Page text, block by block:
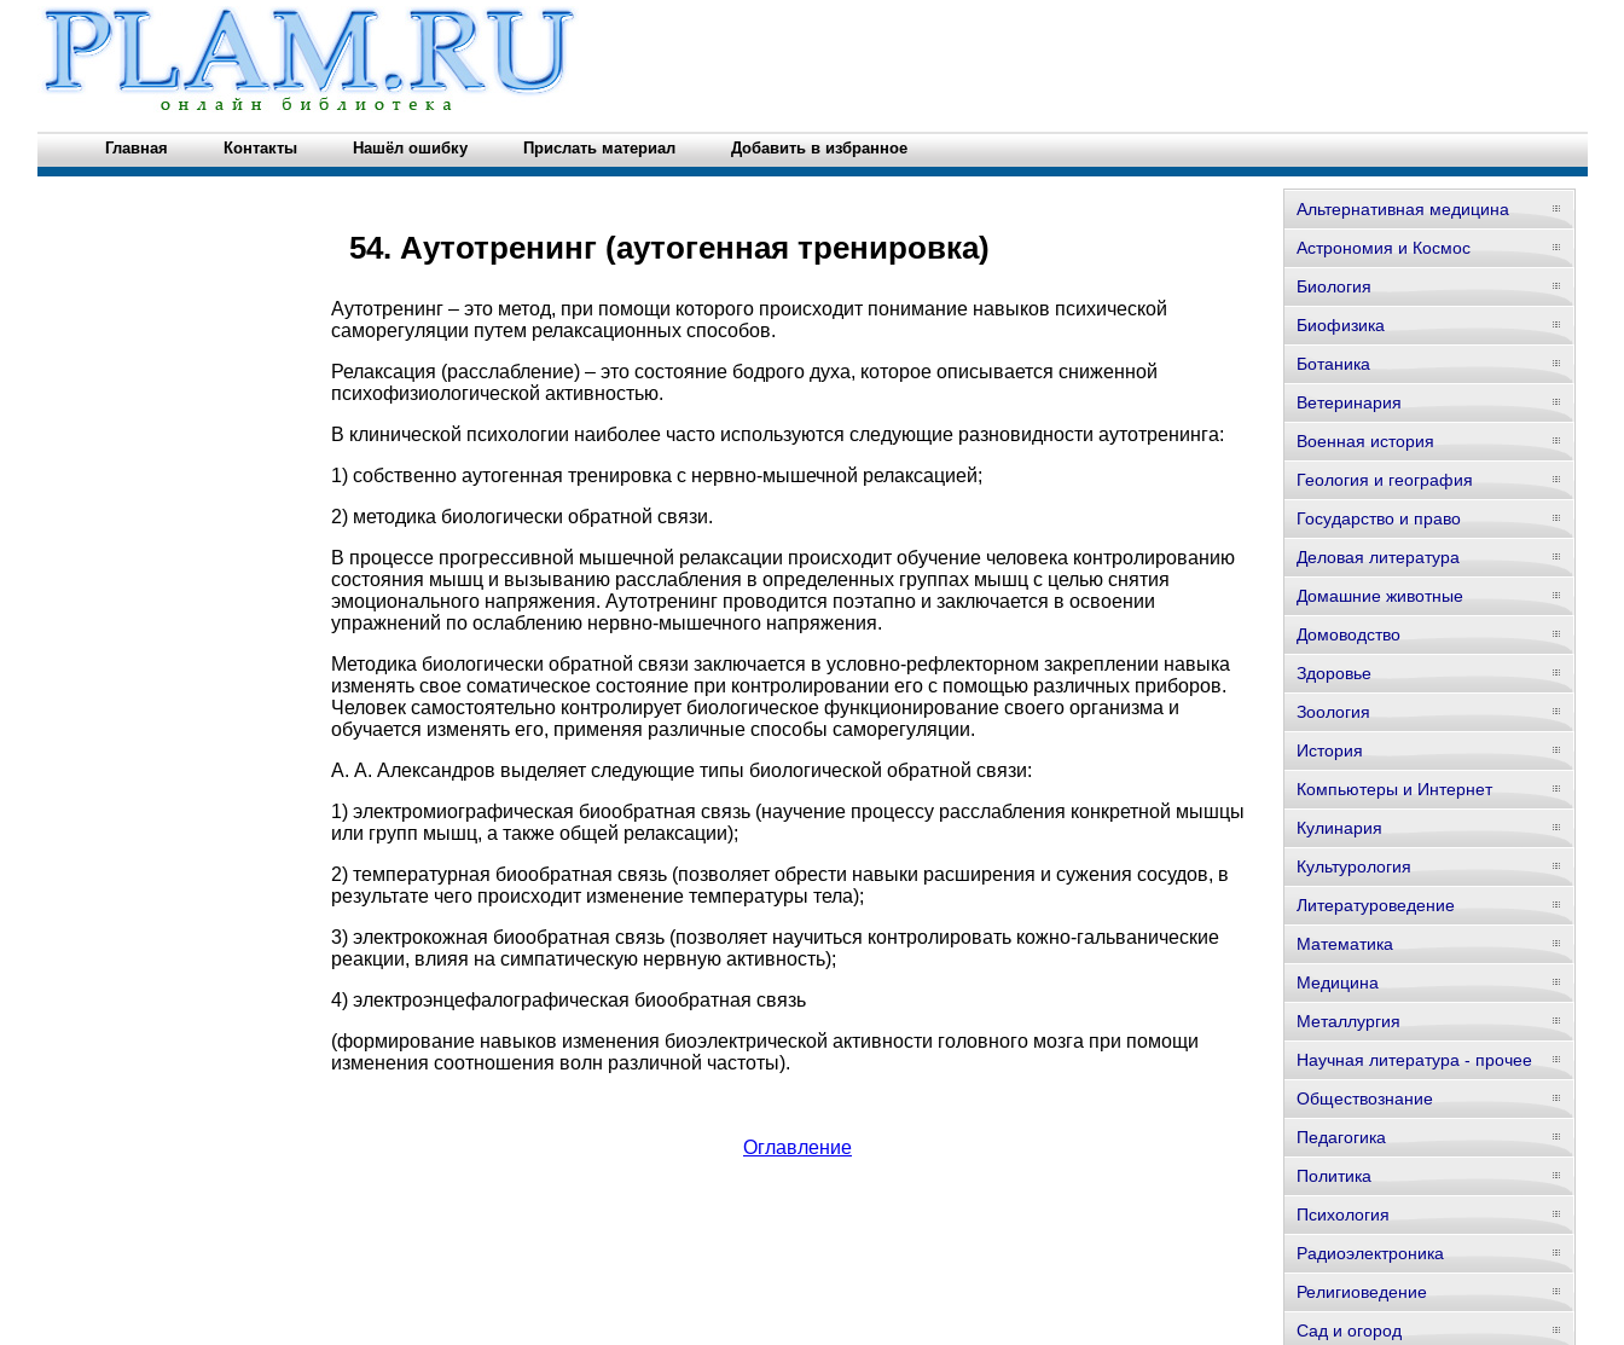
Главная Контакты Нашёл ошибку Прислать материал Добавить в избранное
54. Аутотренинг (аутогенная тренировка)
Аутотренинг – это метод, при помощи которого происходит понимание навыков психической
саморегуляции путем релаксационных способов.
Релаксация (расслабление) – это состояние бодрого духа, которое описывается сниженной
психофизиологической активностью.
В клинической психологии наиболее часто используются следующие разновидности аутотренинга:
1) собственно аутогенная тренировка с нервно-мышечной релаксацией;
2) методика биологически обратной связи.
В процессе прогрессивной мышечной релаксации происходит обучение человека контролированию
состояния мышц и вызыванию расслабления в определенных группах мышц с целью снятия
эмоционального напряжения. Аутотренинг проводится поэтапно и заключается в освоении
упражнений по ослаблению нервно-мышечного напряжения.
Методика биологически обратной связи заключается в условно-рефлекторном закреплении навыка
изменять свое соматическое состояние при контролировании его с помощью различных приборов.
Человек самостоятельно контролирует биологическое функционирование своего организма и
обучается изменять его, применяя различные способы саморегуляции.
А. А. Александров выделяет следующие типы биологической обратной связи:
1) электромиографическая биообратная связь (научение процессу расслабления конкретной мышцы
или групп мышц, а также общей релаксации);
2) температурная биообратная связь (позволяет обрести навыки расширения и сужения сосудов, в
результате чего происходит изменение температуры тела);
3) электрокожная биообратная связь (позволяет научиться контролировать кожно-гальванические
реакции, влияя на симпатическую нервную активность);
4) электроэнцефалографическая биообратная связь
(формирование навыков изменения биоэлектрической активности головного мозга при помощи
изменения соотношения волн различной частоты).
Оглавление
Альтернативная медицина
Астрономия и Космос
Биология
Биофизика
Ботаника
Ветеринария
Военная история
Геология и география
Государство и право
Деловая литература
Домашние животные
Домоводство
Здоровье
Зоология
История
Компьютеры и Интернет
Кулинария
Культурология
Литературоведение
Математика
Медицина
Металлургия
Научная литература - прочее
Обществознание
Педагогика
Политика
Психология
Радиоэлектроника
Религиоведение
Сад и огород